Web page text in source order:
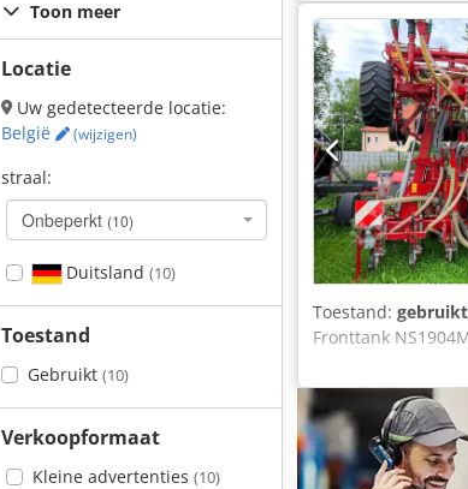
Toon meer
Locatie
Uw gedetecteerde locatie:
België
(wijzigen)
straal:
Onbeperkt (10)
Duitsland (10)
Toestand
Gebruikt (10)
Verkoopformaat
Kleine advertenties (10)
Toestand: gebruikt
Fronttank